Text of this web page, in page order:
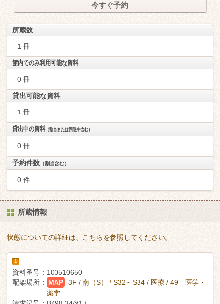
今すぐ予約
所蔵数
1 冊
館内でのみ利用可能な資料
0 冊
貸出可能な資料
1 冊
貸出中の資料（割当または回送中含む）
0 冊
予約件数 （割当含む）
0 件
所蔵情報
状態についての詳細は、こちらを参照してください。
1
資料番号： 100510650
配架場所：
MAP
3F / 南（S） / S32～S34 / 医療 / 49 医学・
薬学